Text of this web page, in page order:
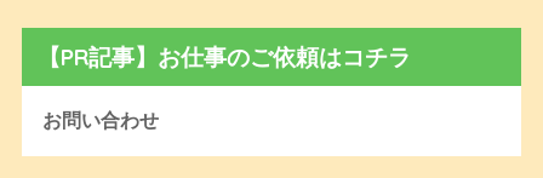
【PR記事】お仕事のご依頼はコチラ
お問い合わせ